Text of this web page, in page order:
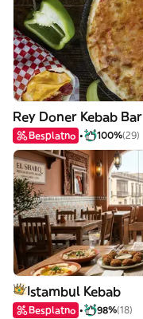
Rey Doner Kebab Bar
Besplatno 100%(29)
Istambul Kebab
Besplatno 98%(18)